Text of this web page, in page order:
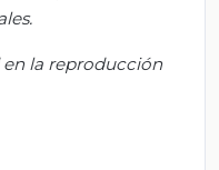
.
la reproducción